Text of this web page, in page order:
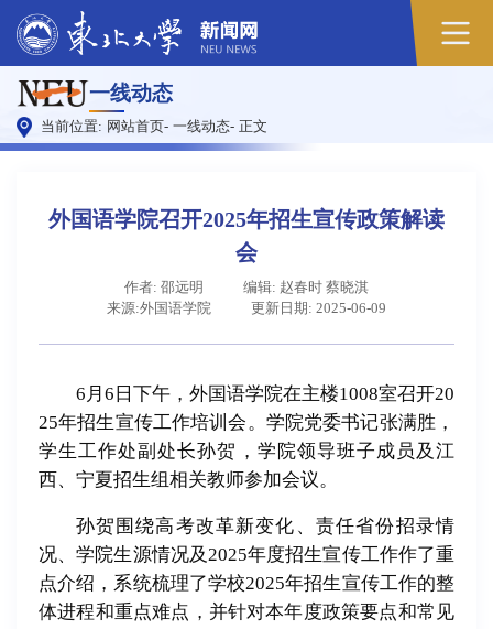
一线动态
当前位置: 网站首页- 一线动态- 正文
外国语学院召开2025年招生宣传政策解读
会
作者: 邵远明
编辑: 赵春时 蔡晓淇
来源:外国语学院
更新日期: 2025-06-09
6月6日下午，外国语学院在主楼1008室召开20
25年招生宣传工作培训会。学院党委书记张满胜，
学生工作处副处长孙贺，学院领导班子成员及江
西、宁夏招生组相关教师参加会议。
孙贺围绕高考改革新变化、责任省份招录情
况、学院生源情况及2025年度招生宣传工作作了重
点介绍，系统梳理了学校2025年招生宣传工作的整
体进程和重点难点，并针对本年度政策要点和常见